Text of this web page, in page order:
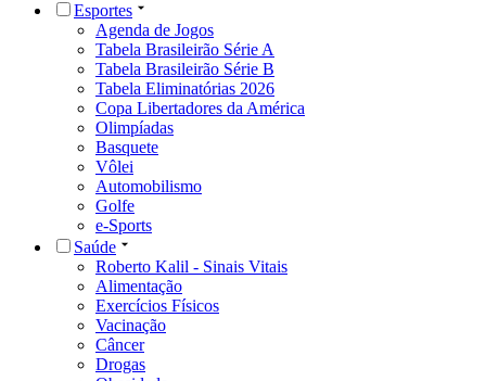
Esportes
Agenda de Jogos
Tabela Brasileirão Série A
Tabela Brasileirão Série B
Tabela Eliminatórias 2026
Copa Libertadores da América
Olimpíadas
Basquete
Vôlei
Automobilismo
Golfe
e-Sports
Saúde
Roberto Kalil - Sinais Vitais
Alimentação
Exercícios Físicos
Vacinação
Câncer
Drogas